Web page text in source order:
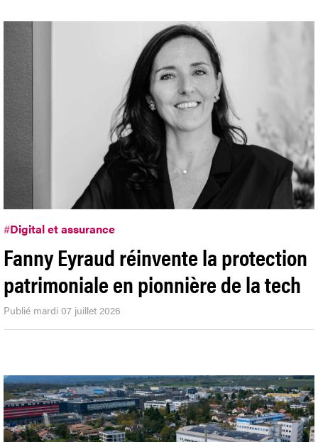
#Digital et assurance
Fanny Eyraud réinvente la protection
patrimoniale en pionnière de la tech
Publié mardi 07 juillet 2026